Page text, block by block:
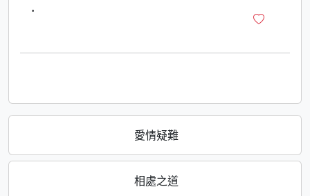
愛情疑難
相處之道
·